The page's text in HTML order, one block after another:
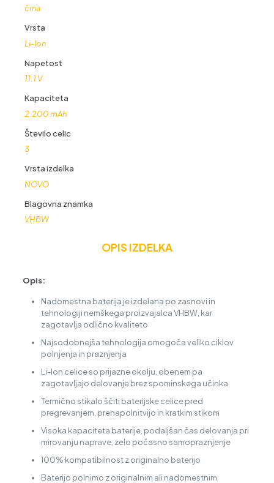
črna
Vrsta
Li-Ion
Napetost
11,1 V
Kapaciteta
2.200 mAh
Število celic
3
Vrsta izdelka
NOVO
Blagovna znamka
VHBW
OPIS IZDELKA
Opis:
Nadomestna baterija je izdelana po zasnovi in
tehnologiji nemškega proizvajalca VHBW, kar
zagotavlja odlično kvaliteto
Najsodobnejša tehnologija omogoča veliko ciklov
polnjenja in praznjenja
Li-Ion celice so prijazne okolju, obenem pa
zagotavljajo delovanje brez spominskega učinka
Termično stikalo ščiti baterijske celice pred
pregrevanjem, prenapolnitvijo in kratkim stikom
Visoka kapaciteta baterije, podaljšan čas delovanja pri
mirovanju naprave, zelo počasno samopraznjenje
100% kompatibilnost z originalno baterijo
Baterijo polnimo z originalnim ali nadomestnim